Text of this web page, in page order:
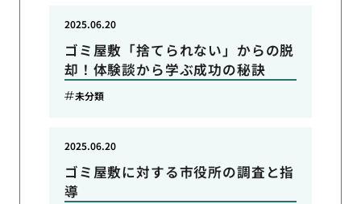
ゴミ屋敷「捨てられない」からの脱
却！体験談から学ぶ成功の秘訣
2025.06.20
未分類
ゴミ屋敷に対する市役所の調査と指
導
2025.06.20